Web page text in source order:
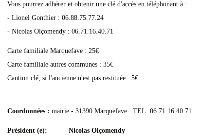
Vous pourrez adhérer et obtenir une clé d'accès en téléphonant à :
- Lionel Gonthier : 06.88.75.77.24
- Nicolas Olçomendy : 06.71.16.40.71
Carte familiale Marquefave : 25€
Carte familiale autres communes : 35€
Caution clé, si l'ancienne n'est pas restituée : 5€
Coordonnées : mairie - 31390 Marquefave TEL: 06 71 16 40 71
Président (e): Nicolas Olçomendy